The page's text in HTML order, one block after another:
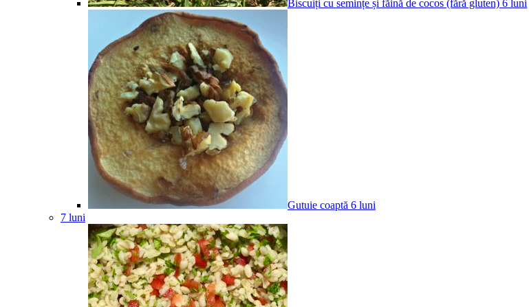
Biscuiți cu semințe și făină de cocos (fără gluten) 6 luni
Gutuie coaptă 6 luni
7 luni